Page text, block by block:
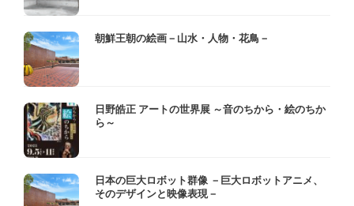
朝鮮王朝の絵画－山水・人物・花鳥－
日野皓正 アートの世界展 ～音のちから・絵のちか
ら～
日本の巨大ロボット群像 －巨大ロボットアニメ、
そのデザインと映像表現－